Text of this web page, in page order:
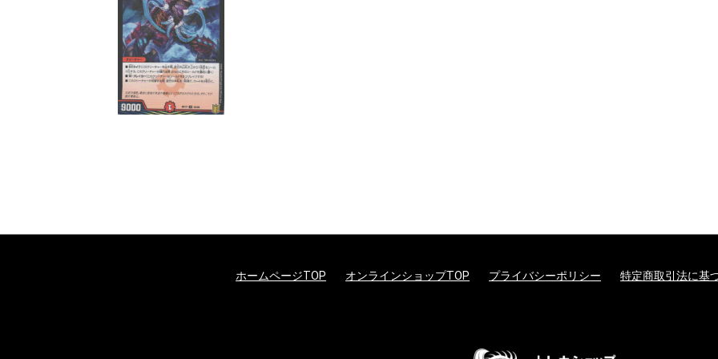
ホームページTOP オンラインショップTOP プライバシーポリシー 特定商取引法に基